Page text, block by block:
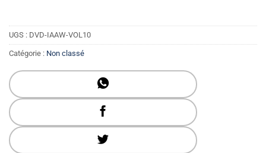
UGS : DVD-IAAW-VOL10
Catégorie : Non classé